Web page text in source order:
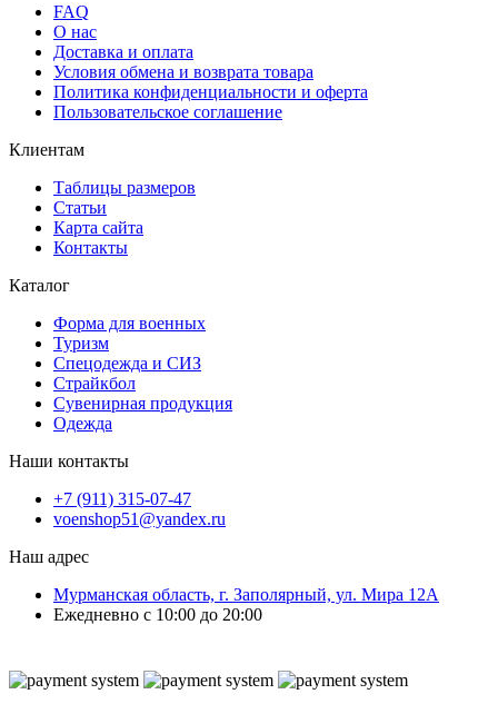
FAQ
О нас
Доставка и оплата
Условия обмена и возврата товара
Политика конфиденциальности и оферта
Пользовательское соглашение
Клиентам
Таблицы размеров
Статьи
Карта сайта
Контакты
Каталог
Форма для военных
Туризм
Спецодежда и СИЗ
Страйкбол
Сувенирная продукция
Одежда
Наши контакты
+7 (911) 315-07-47
voenshop51@yandex.ru
Наш адрес
Мурманская область, г. Заполярный, ул. Мира 12А
Ежедневно с 10:00 до 20:00